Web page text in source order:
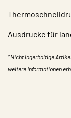
Scegliere la
Ausdrucke für
*Nicht lagerhaltige
weitere Informationen